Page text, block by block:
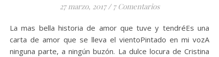
27 marzo, 2017 / 7 Comentarios
La mas bella historia de amor que tuve y tendréEs una
carta de amor que se lleva el vientoPintado en mi vozA
ninguna parte, a ningún buzón. La dulce locura de Cristina